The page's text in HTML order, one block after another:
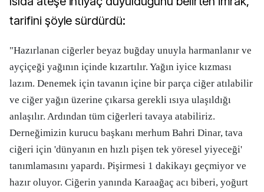
tarifini şöyle sürdürdü:
"Hazırlanan ciğerler beyaz buğday unuyla harmanlanır ve
ayçiçeği yağının içinde kızartılır. Yağın iyice kızması
lazım. Denemek için tavanın içine bir parça ciğer atılabilir
ve ciğer yağın üzerine çıkarsa gerekli ısıya ulaşıldığı
anlaşılır. Ardından tüm ciğerleri tavaya atabiliriz.
Derneğimizin kurucu başkanı merhum Bahri Dinar, tava
ciğeri için 'dünyanın en hızlı pişen tek yöresel yiyeceği'
tanımlamasını yapardı. Pişirmesi 1 dakikayı geçmiyor ve
hazır oluyor. Ciğerin yanında Karaağaç acı biberi, yoğurt